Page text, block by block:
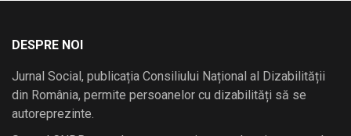
DESPRE NOI
Jurnal Social, publicația Consiliului Național al Dizabilității
din România, permite persoanelor cu dizabilități să se
autoreprezinte.